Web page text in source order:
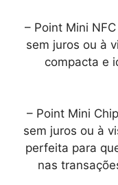
– Point Mini
sem juros ou à
compacta e
– Point Mini
sem juros ou à
perfeita para
nas